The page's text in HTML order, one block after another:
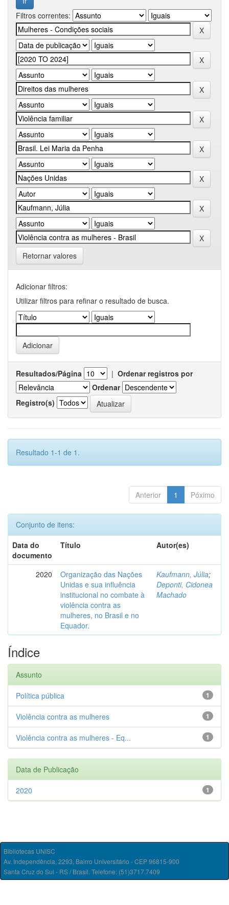
Filtros correntes:
Retornar valores
Adicionar filtros:
Utilizar filtros para refinar o resultado de busca.
Resultados/Página | Ordenar registros por
Ordenar
Registro(s)
Resultado 1-1 de 1.
Anterior 1 Póximo
Conjunto de itens:
Data do
documento
Título Autor(es)
2020
Organização das Nações
Unidas e sua influência
institucional no combate à
violência contra as
mulheres, no Brasil e no
Equador.
Kaufmann, Júlia;
Deponti, Cidonea
Machado
Índice
Assunto
1
Política pública
1
Violência contra as mulheres
1
Violência contra as mulheres - Eq...
Data de Publicação
1
2020
Bibliotecas UNISC
Av. Independência, 2293, Bairro Universitário - CEP 96815-900
Santa Cruz do Sul - RS / Brasil. Telefone: (51)3717.7409